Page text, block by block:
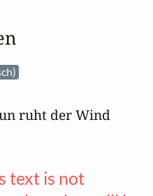
ruht der Wind
text is not